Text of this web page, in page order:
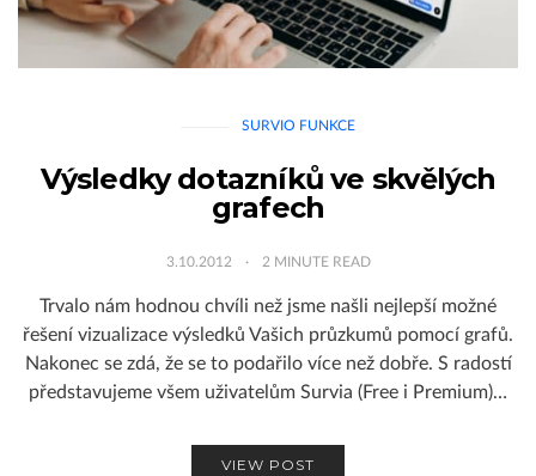
SURVIO FUNKCE
Výsledky dotazníků ve skvělých
grafech
3.10.2012 2 MINUTE READ
Trvalo nám hodnou chvíli než jsme našli nejlepší možné
řešení vizualizace výsledků Vašich průzkumů pomocí grafů.
Nakonec se zdá, že se to podařilo více než dobře. S radostí
představujeme všem uživatelům Survia (Free i Premium)…
VIEW POST